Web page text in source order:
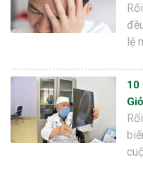
lệ
10